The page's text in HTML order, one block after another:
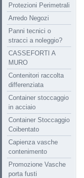
Protezioni Perimetrali
Arredo Negozi
Panni tecnici o
stracci a noleggio?
CASSEFORTI A
MURO
Contenitori raccolta
differenziata
Container stoccaggio
in acciaio
Container Stoccaggio
Coibentato
Capienza vasche
contenimento
Promozione Vasche
porta fusti